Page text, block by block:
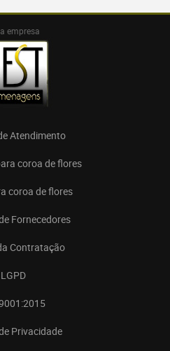
empresa
Atendimento
coroa de flores
coroa de flores
Fornecedores
Contratação
LGPD
Privacidade